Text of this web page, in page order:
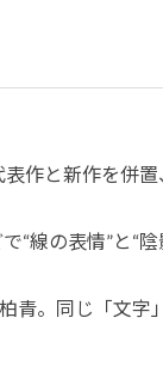
作と新作を併
“線の表情”と“
青。同じ「文